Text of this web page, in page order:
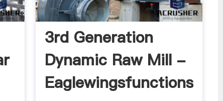
3rd Generation
Dynamic Raw Mill -
Eaglewingsfunctions